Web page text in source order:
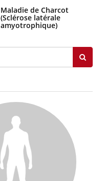
Maladie de Charcot
(Sclérose latérale
amyotrophique)